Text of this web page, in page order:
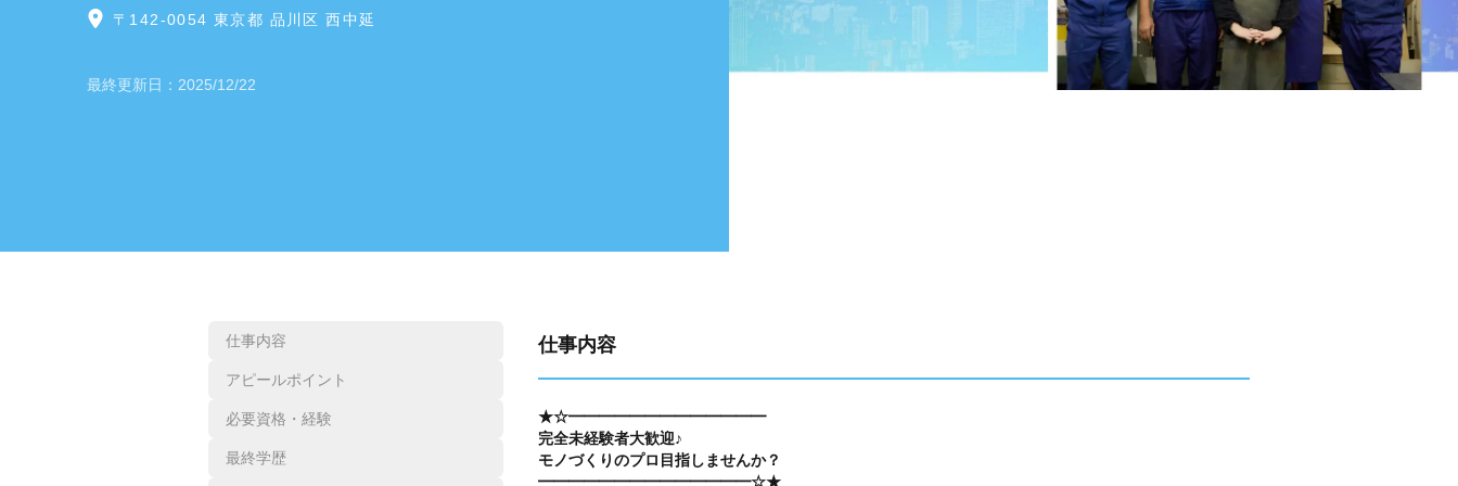
〒142-0054 東京都 品川区 西中延
最終更新日： 2025/12/22
仕事内容
アピールポイント
必要資格・経験
最終学歴
仕事内容
★☆━━━━━━━━━━━━━
完全未経験者大歓迎♪
モノづくりのプロ目指しませんか？
━━━━━━━━━━━━━━☆★